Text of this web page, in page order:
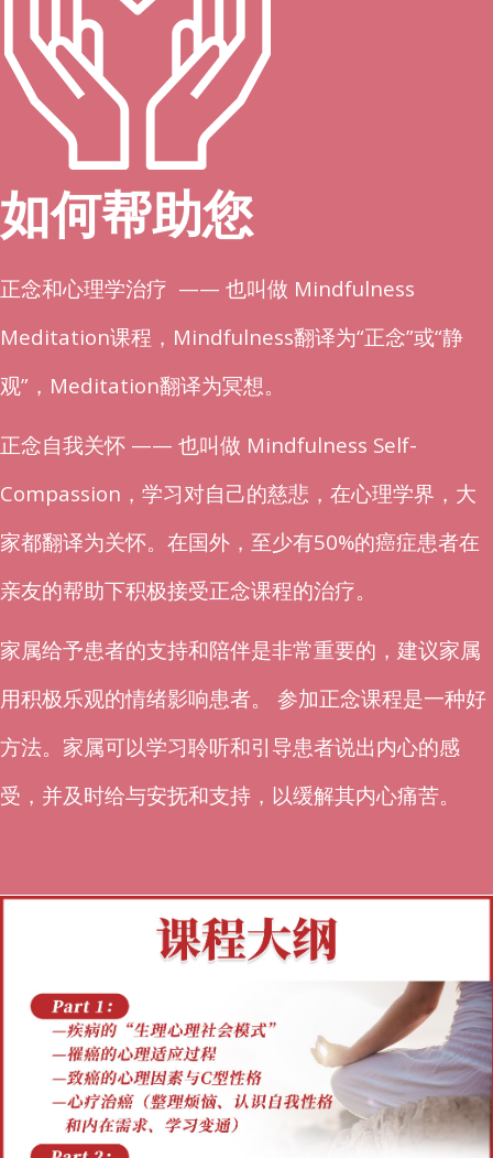
如何帮助您
正念和心理学治疗 —— 也叫做 Mindfulness
Meditation课程，Mindfulness翻译为“正念”或“静
观”，Meditation翻译为冥想。
正念自我关怀 —— 也叫做 Mindfulness Self-
Compassion，学习对自己的慈悲，在心理学界，大
家都翻译为关怀。在国外，至少有50%的癌症患者在
亲友的帮助下积极接受正念课程的治疗。
家属给予患者的支持和陪伴是非常重要的，建议家属
用积极乐观的情绪影响患者。 参加正念课程是一种好
方法。家属可以学习聆听和引导患者说出内心的感
受，并及时给与安抚和支持，以缓解其内心痛苦。